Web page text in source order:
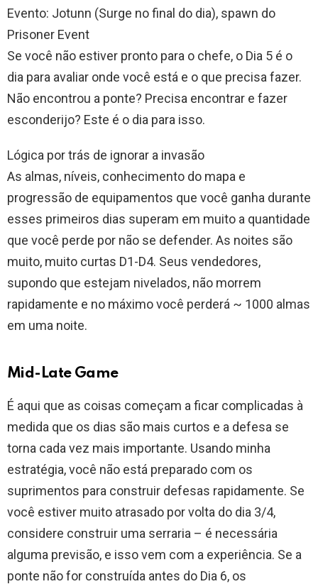
Evento: Jotunn (Surge no final do dia), spawn do
Prisoner Event
Se você não estiver pronto para o chefe, o Dia 5 é o
dia para avaliar onde você está e o que precisa fazer.
Não encontrou a ponte? Precisa encontrar e fazer
esconderijo? Este é o dia para isso.
Lógica por trás de ignorar a invasão
As almas, níveis, conhecimento do mapa e
progressão de equipamentos que você ganha durante
esses primeiros dias superam em muito a quantidade
que você perde por não se defender. As noites são
muito, muito curtas D1-D4. Seus vendedores,
supondo que estejam nivelados, não morrem
rapidamente e no máximo você perderá ~ 1000 almas
em uma noite.
Mid-Late Game
É aqui que as coisas começam a ficar complicadas à
medida que os dias são mais curtos e a defesa se
torna cada vez mais importante. Usando minha
estratégia, você não está preparado com os
suprimentos para construir defesas rapidamente. Se
você estiver muito atrasado por volta do dia 3/4,
considere construir uma serraria – é necessária
alguma previsão, e isso vem com a experiência. Se a
ponte não for construída antes do Dia 6, os